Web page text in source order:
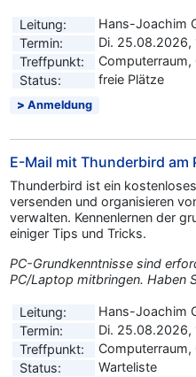
Leitung:
Hans-Joachim
Termin:
Di.
Treffpunkt:
Status:
freie Plätze
Anmeldung
E-Mail mit Thunderbird am
Thunderbird ist ein
versenden und organisieren
verwalten. Kennenlernen der
einiger Tips und Tricks.
PC-Grundkenntnisse sind
PC/Laptop mitbringen. Haben
Leitung:
Hans-Joachim
Termin:
Di.
Treffpunkt:
Status:
Warteliste